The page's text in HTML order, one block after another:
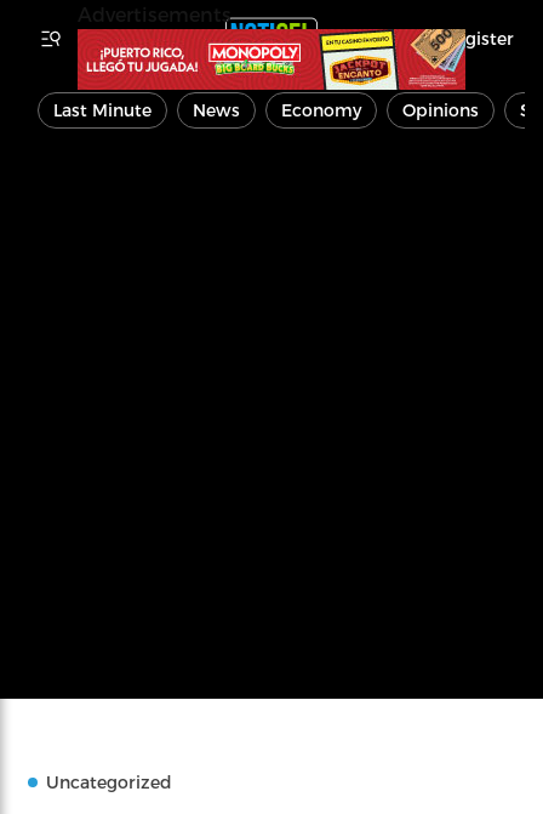
Register
Last Minute News Economy Opinions
Uncategorized
Advertisements